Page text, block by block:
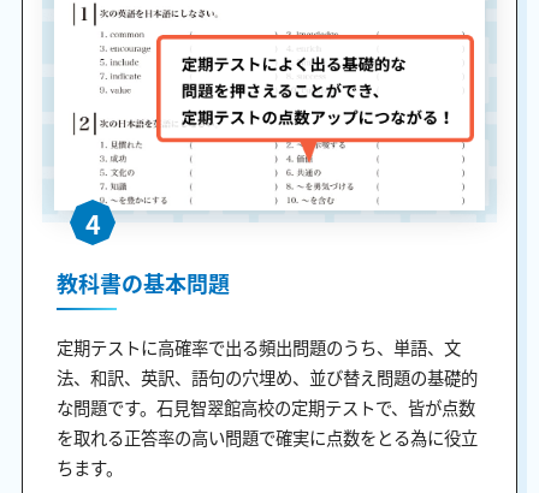
4
教科書の基本問題
定期テストに高確率で出る頻出問題のうち、単語、文
法、和訳、英訳、語句の穴埋め、並び替え問題の基礎的
な問題です。石見智翠館高校の定期テストで、皆が点数
を取れる正答率の高い問題で確実に点数をとる為に役立
ちます。